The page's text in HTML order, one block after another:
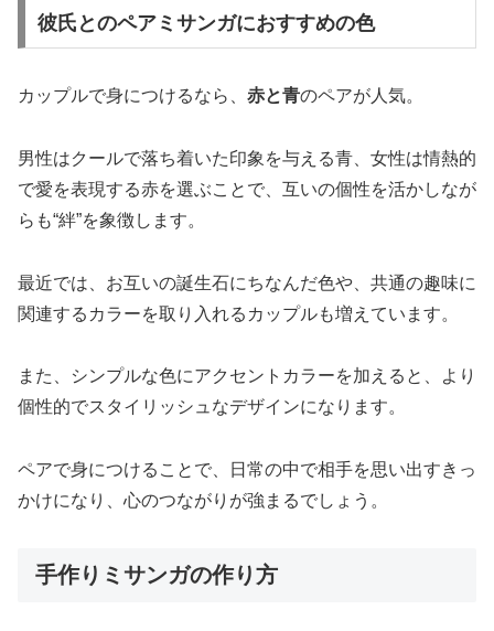
彼氏とのペアミサンガにおすすめの色
カップルで身につけるなら、 赤と青のペアが人気。
男性はクールで落ち着いた印象を与える青、女性は情熱的
で愛を表現する赤を選ぶことで、互いの個性を活かしなが
らも“絆”を象徴します。
最近では、お互いの誕生石にちなんだ色や、共通の趣味に
関連するカラーを取り入れるカップルも増えています。
また、シンプルな色にアクセントカラーを加えると、より
個性的でスタイリッシュなデザインになります。
ペアで身につけることで、日常の中で相手を思い出すきっ
かけになり、心のつながりが強まるでしょう。
手作りミサンガの作り方